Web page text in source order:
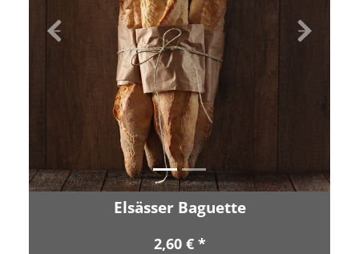
Zurück Vor
Elsässer Baguette
2,60 € *